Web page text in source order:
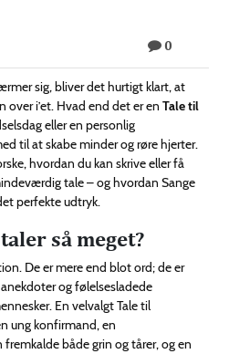
0
sig, bliver det hurtigt klart, at
over i’et. Hvad end det er enTale til
eller en personlig
til at skabe minder og røre hjerter.
hvordan du kan skrive eller få
tale – og hvordan Sange
perfekte udtryk.
så meget?
De er mere end blot ord; de er
og følelsesladede
En velvalgt Tale til
ung konfirmand, en
fremkalde både grin og tårer, og en